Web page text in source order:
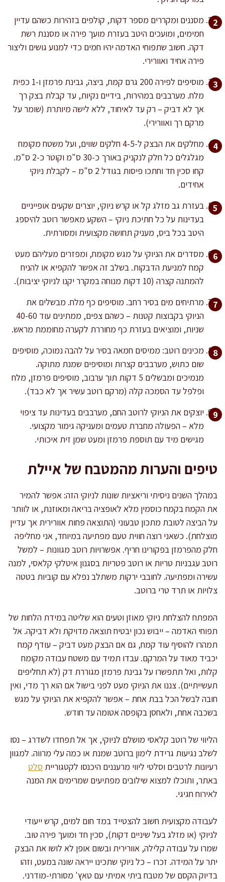
מסננים ומקררים מספר דקות, קולפים בזהירות כשהם עדיין
חמימים, ומועכים היטב בעזרת מועך פירה או מסננת רשת
דקה. חשוב שתפוחי האדמה יהיו חמים כדי למנוע גושים וליצור
פירה אחיד ואוורירי.
מוסיפים לפירה 200 גרם קמח, ביצה, גבינת פרמזן ו-1 כפית
מלח. מערבבים במהירות, בידיים נקיות, עד קבלת בצק רך
אך לא דביק – רק עד לאיחוד, ללא לישה מיותרת (שומר על
מרקם רך ואוורירי).
מחלקים את הבצק ל-4-5 חלקים שווים, ועל משטח מקומח
מגלגלים כל חלק לנקניק באורך כ-30 ס"מ וקוטר כ-2 ס"מ.
קחו סכין חד וחתכו פיסות בגודל 2 ס"מ – לקבלת ניוקי
אחידים.
בעזרת גב מזלג קל או קרש ניוקי, יוצרים שקעים אופייניים
בעדינות על כל חתיכת ניוקי – השקע מאפשר רוטב להיספג
היטב בכל ביס, מעניק תחושה מקצועית ומסורתית.
מסדרים את הניוקי על מגש מקומח, ומפזרים מעליהם מעט
קמח למניעת הדבקות. בשלב זה אפשר להקפיא או להניח
להמתנה קצרה (10 דקות מנוחה במקרר יקנו לניוקי יציבות).
מרתיחים מים בסיר רחב. מוסיפים כף מלח. מבשלים את
הניוקי בקבוצות קטנות – כשהם צפים, ממתינים עוד 40-60
שניות, ומוציאים בעזרת כף מחוררת לקערה מחוממת מראש.
מכינים רוטב: ממיסים חמאה בסיר על להבה נמוכה, מוסיפים
שום כתוש, מערבבים קצרות ומוסיפים שמנת מתוקה.
מנמיכים ומבשלים 5 דקות תוך ערבוב, מוסיפים פרמזן, מלח
ופלפל עד הסמכה קלה (מרקם רוטב עשיר אך לא כבד).
יוצקים את הניוקי לרוטב החם, מערבבים בעדינות עד ציפוי
מלא – הפעולה מחברת טעמים ומעניקה גימור מקצועי.
מגישים מיד עם תוספת פרמזן ומעט שמן זית איכותי.
טיפים והערות מהמטבח של איילת
במהלך השנים ניסיתי וריאציות שונות לניוקי הזה: אפשר להמיר
את הקמח בקמח כוסמין מלא לאופציה בריאה ומאוזנת, או לוותר
על הביצה לטובת מתכון טבעוני (התוצאה פחות אוורירית אך עדיין
מוצלחת). כשאני רוצה חווית טעם מפתיעה במיוחד, אני מחליפה
חלק מהפרמזן בפקורינו חריף. אפשרויות רוטב מגוונות – למשל
רוטב עגבניות טריות או רוטב פטריות בסגנון איטלקי קלאסי, למנה
עשירה ומפתיעה. לחובבי ירקות משתלב נפלא עם קוביות בטטה
צלויות או תרד טרי ברוטב.
המפתח להצלחת ניוקי מאוזן וטעים הוא שליטה במידת הלחות של
תפוחי האדמה – ייבוש נכון יבטיח תוצאה מדויקת ולא דביקה. אל
תמהרו להוסיף עוד קמח, גם אם הבצק מעט דביק – עודף קמח
יכביד מאוד על המרקם. עבדו תמיד עם משטח עבודה מקומח
קלות, ואל תתפשרו על גבינת פרמזן מגוררת דק (לא תחליפים
תעשייתיים). צננו את הניוקי מעט לפני בישול אם הוא רך מדי, ואין
חובה לבשל הכל בבת אחת – אפשר להקפיא את הניוקי על מגש
בשכבה אחת, ולאחסן בקופסה אטומה עד חודש.
הליווי של רוטב קלאסי מושלם לניוקי, אך אל תפחדו לשדרג – נסו
לשלב נגיעות גרידת לימון ברוטב שמנת או כמה עלי מרווה. למגוון
רעיונות לרטבים וסלטי ליווי מרעננים היכנסו לקטגוריית סלט
באתר, ותוכלו למצוא שילובים מפתיעים שמרימים את המנה
לאירוח חגיגי.
לעבודה מקצועית חשוב להצטייד במד חום למים, קרש ייעודי
לניוקי (או מזלג בעל שיניים דקות), סכין חד ומועך פירה טוב.
שמרו על עבודה קלילה, אוורירית ובשום אופן לא לושו את הבצק
יתר על המידה. זכרו – כל ניוקי שתכינו ייראה שונה במעט, וזהו
בדיוק הקסם של מטבח ביתי אמיתי עם טאץ' מסורתי-מודרני.